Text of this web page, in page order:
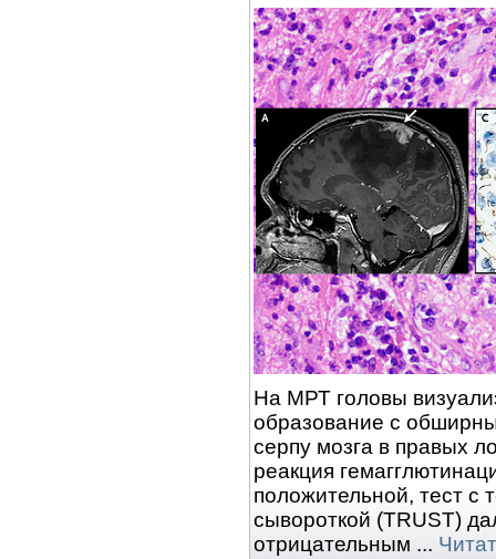
На МРТ головы
образование с
серпу мозга в правых
реакция
положительной, тест с
сывороткой (TRUST)
отрицательным ...